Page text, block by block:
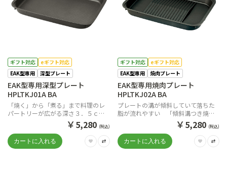
ギフト対応
eギフト対応
EAK型専用
深型プレート
EAK型専用深型プレート
HPLTKJ01A BA
「焼く」から「煮る」まで料理のレ
パートリーが広がる深さ３．５ｃｍ
￥5,280 (税込)
ギフト対応
eギフト対応
EAK型専用
焼肉プレート
EAK型専用焼肉プレート
HPLTKJ02A BA
プレートの溝が傾斜していて落ちた
脂が流れやすい 「傾斜溝つき焼肉
￥5,280 (税込)